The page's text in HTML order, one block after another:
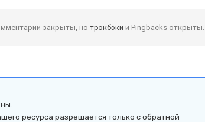
закрыты, но трэкбэки и Pingbacks открыты.
ресурса разрешается только с обратной